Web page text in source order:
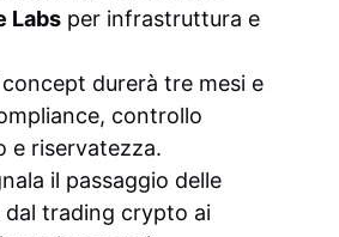
Labs per infrastruttura e
durerà tre mesi e
controllo
e riservatezza.
il passaggio delle
dal trading crypto ai